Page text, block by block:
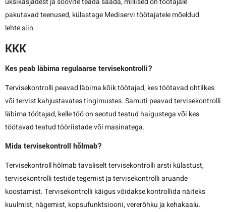
pakutavad teenused, külastage Mediservi töötajatele mõeldud
lehtesiin.
KKK
Kes peab läbima regulaarse tervisekontrolli?
Tervisekontrolli peavad läbima kõik töötajad, kes töötavad ohtlikes
või tervist kahjustavates tingimustes. Samuti peavad tervisekontrolli
läbima töötajad, kelle töö on seotud teatud haigustega või kes
töötavad teatud tööriistade või masinatega.
Mida tervisekontroll hõlmab?
Tervisekontroll hõlmab tavaliselt tervisekontrolli arsti külastust,
tervisekontrolli testide tegemist ja tervisekontrolli aruande
koostamist. Tervisekontrolli käigus võidakse kontrollida näiteks
kuulmist, nägemist, kopsufunktsiooni, vererõhku ja kehakaalu.